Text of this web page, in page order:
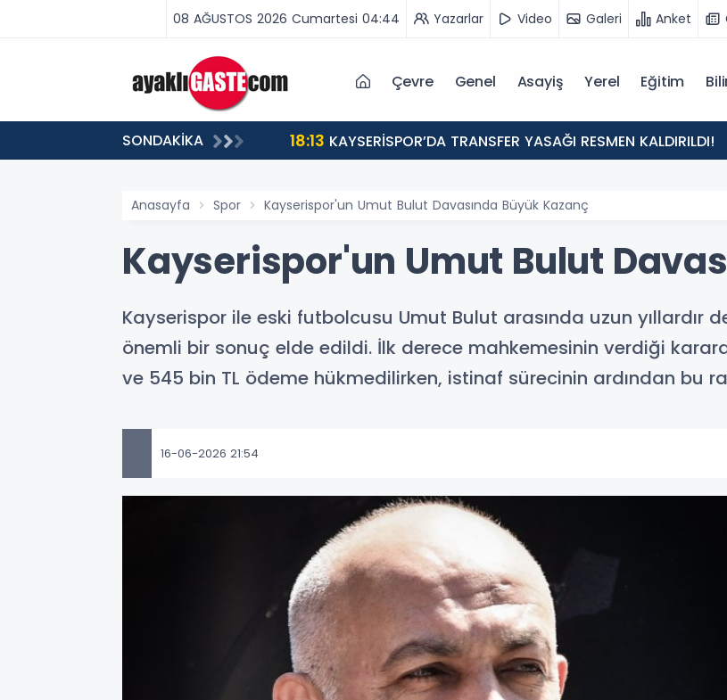
08 AĞUSTOS 2026 Cumartesi 04:44 Yazarlar Video Galeri Anket
Çevre Genel Asayiş Yerel Eğitim
SONDAKİKA
VAR, MÜCADELE VAR!” 18:13 KAYSERİSPOR’DA TRANSFER YASAĞI RESMEN KALDIRILDI!
Anasayfa Spor Kayserispor'un Umut Bulut Davasında Büyük Kazanç
Kayserispor'un Umut Bulut
Kayserispor ile eski futbolcusu Umut Bulut arasında uzun yıllardır
önemli bir sonuç elde edildi. İlk derece mahkemesinin verdiği
ve 545 bin TL ödeme hükmedilirken, istinaf sürecinin ardından bu
16-06-2026 21:54